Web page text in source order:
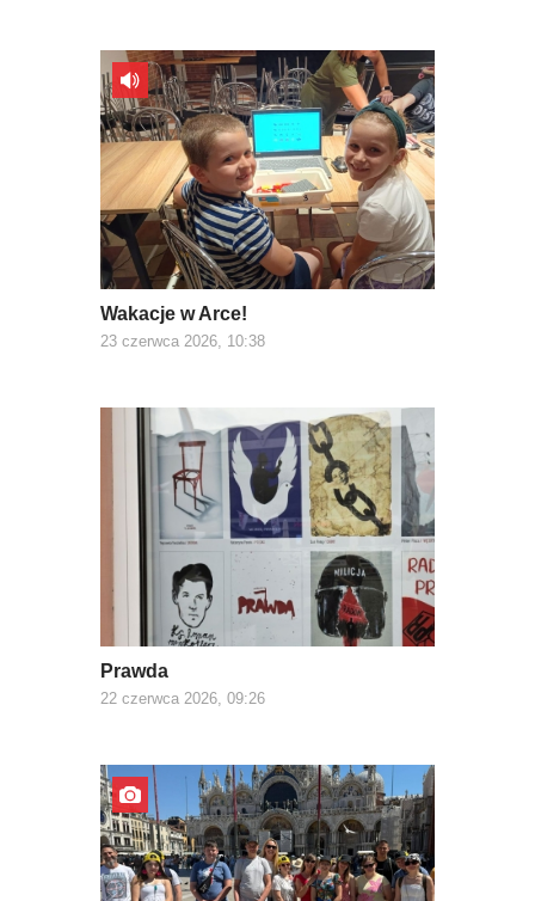
Wakacje w Arce!
23 czerwca 2026, 10:38
Prawda
22 czerwca 2026, 09:26